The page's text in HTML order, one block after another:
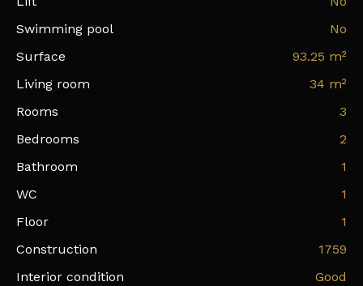
Swimming pool
No
Surface
93.25 m²
Living room
34 m²
Rooms
3
Bedrooms
2
Bathroom
1
WC
1
Floor
1
Construction
1759
Interior condition
Good